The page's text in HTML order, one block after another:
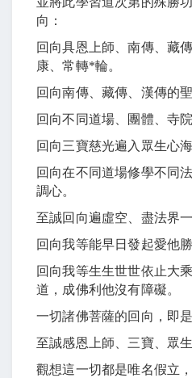
向：
回向具恩上師、南傳、藏
康、常轉*輪。
回向南傳、藏傳、漢傳的
回向不同道場、團體、寺
回向三寶慈光遍入眾生心海
回向在不同道場修學不同
調心。
至誠回向遍虛空、盡法界
回向我等能早日發起愛他
回向我等生生世世依止大
道，成佛利他沒有障礙。
一切諸佛菩薩的回向，即是
至誠感恩上師、三寶、眾生
觀想這一切都是唯名假立